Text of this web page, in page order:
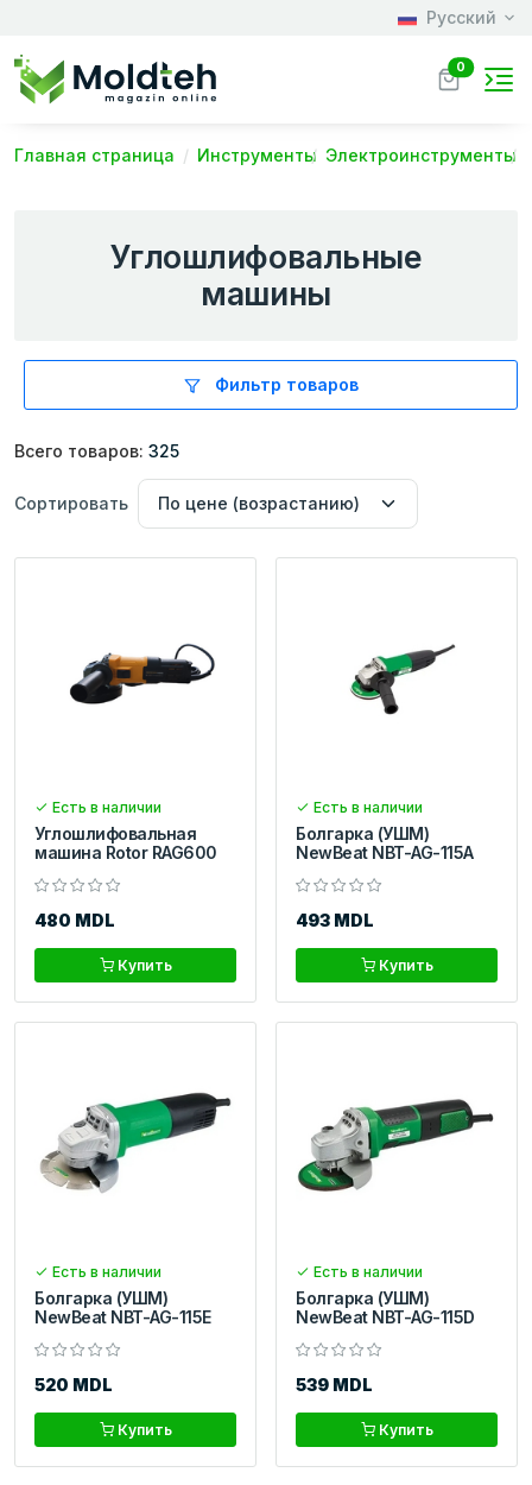
Русский
0
Главная страница Инструменты Электроинструменты
Углошлифовальные
машины
Фильтр товаров
Всего товаров: 325
Сортировать
Есть в наличии
Углошлифовальная
машина Rotor RAG600
480 MDL
Купить
Есть в наличии
Болгарка (УШМ)
NewBeat NBT-AG-115A
493 MDL
Купить
Есть в наличии
Болгарка (УШМ)
NewBeat NBT-AG-115E
520 MDL
Купить
Есть в наличии
Болгарка (УШМ)
NewBeat NBT-AG-115D
539 MDL
Купить